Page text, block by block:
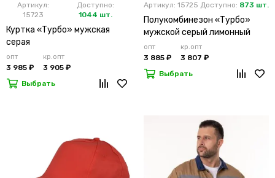
Артикул:
15723
Доступно:
1044 шт.
Куртка «Турбо» мужская
серая
опт
3 985 ₽
кр.опт
3 905 ₽
Выбрать
Артикул: 15725 Доступно: 873 шт.
Полукомбинезон «Турбо»
мужской серый лимонный
опт
3 885 ₽
кр.опт
3 807 ₽
Выбрать